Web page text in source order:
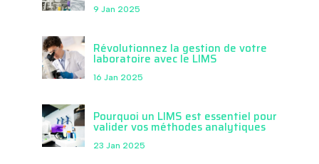
9 Jan 2025
Révolutionnez la gestion de votre
laboratoire avec le LIMS
16 Jan 2025
Pourquoi un LIMS est essentiel pour
valider vos méthodes analytiques
23 Jan 2025